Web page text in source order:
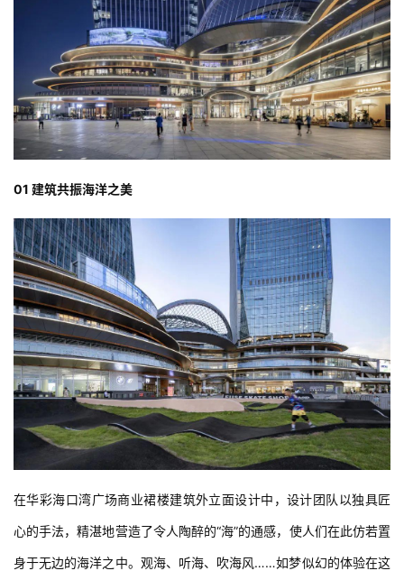
01 建筑共振海洋之美
在华彩海口湾广场商业裙楼建筑外立面设计中，设计团队以独具匠
心的手法，精湛地营造了令人陶醉的“海”的通感，使人们在此仿若置
身于无边的海洋之中。观海、听海、吹海风……如梦似幻的体验在这